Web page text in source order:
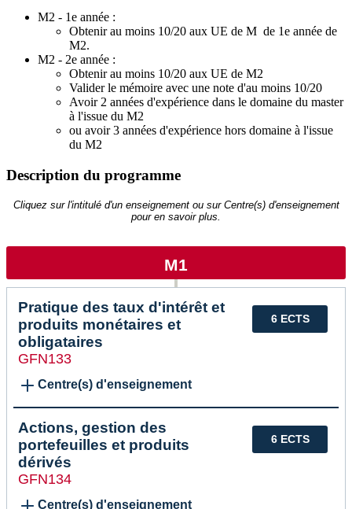
M2 - 1e année :
Obtenir au moins 10/20 aux UE de M de 1e année de
M2.
M2 - 2e année :
Obtenir au moins 10/20 aux UE de M2
Valider le mémoire avec une note d'au moins 10/20
Avoir 2 années d'expérience dans le domaine du master
à l'issue du M2
ou avoir 3 années d'expérience hors domaine à l'issue
du M2
Description du programme
Cliquez sur l'intitulé d'un enseignement ou sur Centre(s) d'enseignement
pour en savoir plus.
M1
6 ECTS
Pratique des taux d'intérêt et
produits monétaires et
obligataires
GFN133
Centre(s) d'enseignement
6 ECTS
Actions, gestion des
portefeuilles et produits
dérivés
GFN134
Centre(s) d'enseignement